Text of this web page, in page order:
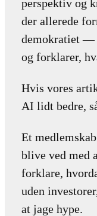
perspektiv og
der allerede
demokratiet —
og forklarer,
Hvis vores
AI lidt bedre,
Et
blive ved med
forklare,
uden
at jage hype.